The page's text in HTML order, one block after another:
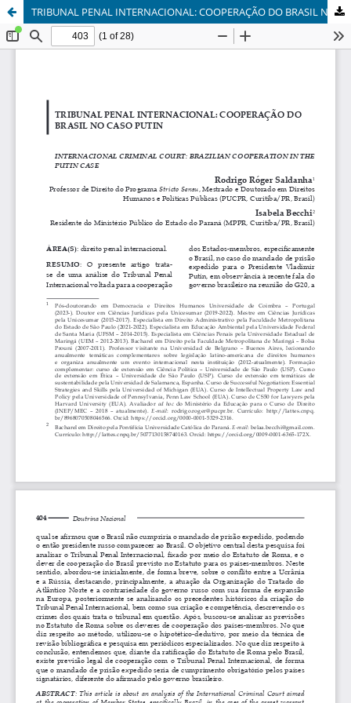
TRIBUNAL PENAL INTERNACIONAL: COOPERAÇÃO DO BRASIL NO CASO PUTIN